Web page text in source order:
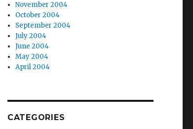
November 2004
October 2004
September 2004
July 2004
June 2004
May 2004
April 2004
CATEGORIES